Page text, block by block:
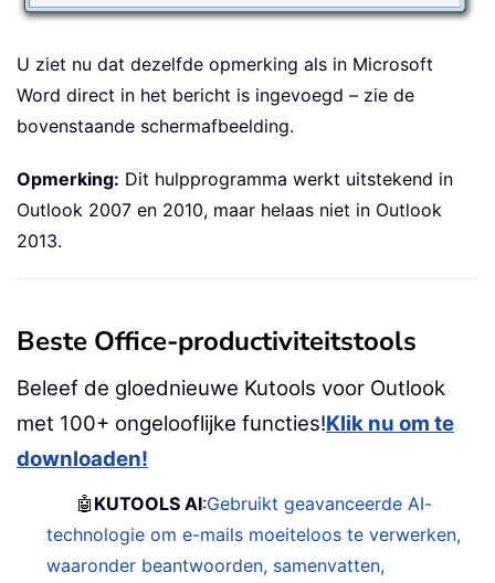
U ziet nu dat dezelfde opmerking als in Microsoft
Word direct in het bericht is ingevoegd – zie de
bovenstaande schermafbeelding.
Opmerking: Dit hulpprogramma werkt uitstekend in
Outlook 2007 en 2010, maar helaas niet in Outlook
2013.
Beste Office-productiviteitstools
Beleef de gloednieuwe Kutools voor Outlook
met 100+ ongelooflijke functies!Klik nu om te
downloaden!
🤖 KUTOOLS AI:Gebruikt geavanceerde AI-
technologie om e-mails moeiteloos te verwerken,
waaronder beantwoorden, samenvatten,